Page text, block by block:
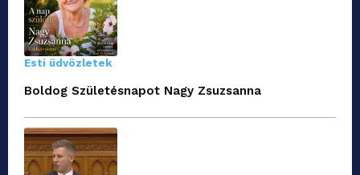
Esti üdvözletek
Boldog Születésnapot Nagy Zsuzsanna